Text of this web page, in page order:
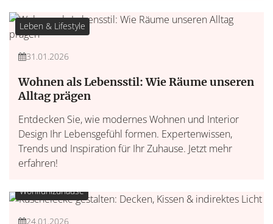
Leben & Lifestyle
31.01.2026
Wohnen als Lebensstil: Wie Räume unseren
Alltag prägen
Entdecken Sie, wie modernes Wohnen und Interior
Design Ihr Lebensgefühl formen. Expertenwissen,
Trends und Inspiration für Ihr Zuhause. Jetzt mehr
erfahren!
Wohlfühlzuhause
24.01.2026